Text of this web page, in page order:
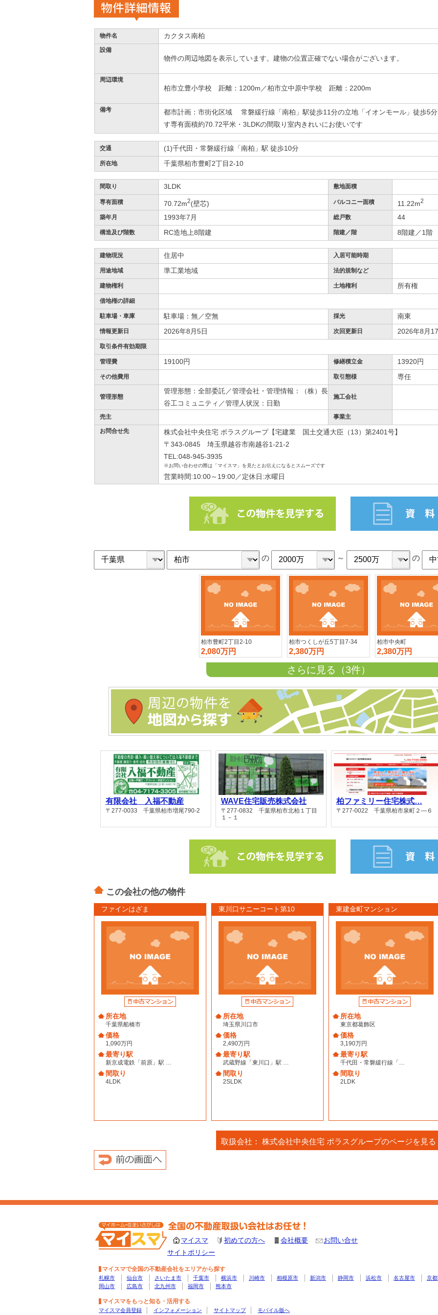
物件詳細情報
物件名 カクタス南柏
設備
物件の周辺地図を表示しています。建物の位置正確でない場合がございます。
周辺環境
柏市立豊小学校 距離：1200m／柏市立中原中学校 距離：2200m
備考
都市計画：市街化区域 常磐緩行線「南柏」駅徒歩11分の立地「イオンモール」徒歩5
す専有面積約70.72平米・3LDKの間取り室内きれいにお使いです
交通 (1)千代田・常磐緩行線「南柏」駅 徒歩10分
所在地 千葉県柏市豊町2丁目2-10
間取り 3LDK 敷地面積
専有面積 70.72m2(壁芯) バルコニー面積 11.22m2
築年月 1993年7月 総戸数 44
構造及び階数 RC造地上8階建 階建／階 8階建／1階
建物現況 住居中 入居可能時期
用途地域 準工業地域 法的規制など
建物権利 土地権利 所有権
借地権の詳細
駐車場・車庫 駐車場：無／空無 採光 南東
情報更新日 2026年8月5日 次回更新日 2026年8月
取引条件有効期限
管理費 19100円 修繕積立金 13920円
その他費用 取引態様 専任
管理形態
管理形態：全部委託／管理会社・管理情報：（株）長
谷工コミュニティ／管理人状況：日勤
施工会社
売主 事業主
お問合せ先
株式会社中央住宅 ポラスグループ【宅建業 国土交通大臣（13）第2401号】
〒343-0845 埼玉県越谷市南越谷1-21-2
TEL:048-945-3935
※お問い合わせの際は「マイスマ」を見たとお伝えになるとスムーズです
営業時間:10:00～19:00／定休日:水曜日
の ～ の
柏市豊町2丁目2-10
2,080万円
柏市つくしが丘5丁目7-34
2,380万円
柏市中央町
2,380万円
さらに見る（3件）
周辺の物件を地図から探す
有限会社 入福不動産
〒277-0033 千葉県柏市増尾790-2
WAVE住宅販売株式会社
〒277-0832 千葉県柏市北柏１丁目
１－１
柏ファミリー住宅株式…
〒277-0022 千葉県柏市泉町２―６
この会社の他の物件
ファインはざま
所在地
千葉県船橋市
価格
1,090万円
最寄り駅
新京成電鉄「前原」駅 …
間取り
4LDK
東川口サニーコート第10
所在地
埼玉県川口市
価格
2,490万円
最寄り駅
武蔵野線「東川口」駅 …
間取り
2SLDK
東建金町マンション
所在地
東京都葛飾区
価格
3,190万円
最寄り駅
千代田・常磐緩行線「…
間取り
2LDK
取扱会社： 株式会社中央住宅 ポラスグループのページを見る
マイスマ 初めての方へ 会社概要
お問い合せ
サイトポリシー
マイスマで全国の不動産会社をエリアから探す
札幌市 仙台市 さいたま市 千葉市 横浜市 川崎市 相模原市 新潟市 静岡市 浜松市 名古屋市
京
岡山市
広島市 北九州市 福岡市 熊本市
マイスマをもっと知る・活用する
マイスマ会員登録 インフォメーション サイトマップ モバイル版へ